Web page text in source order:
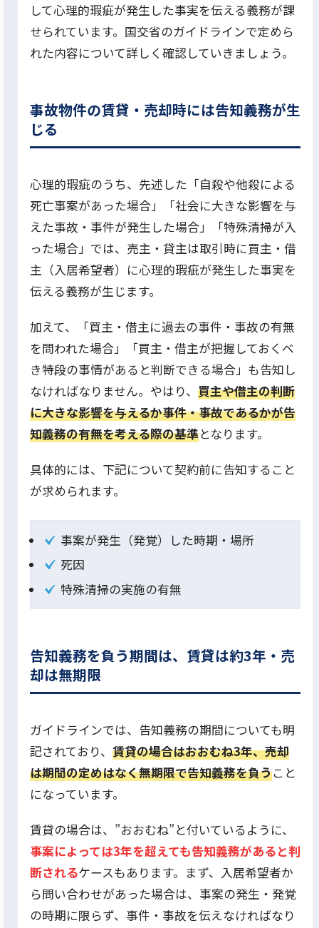
して心理的瑕疵が発生した事実を伝える義務が課
せられています。国交省のガイドラインで定めら
れた内容について詳しく確認していきましょう。
事故物件の賃貸・売却時には告知義務が生
じる
心理的瑕疵のうち、先述した「自殺や他殺による
死亡事案があった場合」「社会に大きな影響を与
えた事故・事件が発生した場合」「特殊清掃が入
った場合」では、売主・貸主は取引時に買主・借
主（入居希望者）に心理的瑕疵が発生した事実を
伝える義務が生じます。
加えて、「買主・借主に過去の事件・事故の有無
を問われた場合」「買主・借主が把握しておくべ
き特段の事情があると判断できる場合」も告知し
なければなりません。やはり、 買主や借主の判断
に大きな影響を与えるか事件・事故であるかが告
知義務の有無を考える際の基準となります。
具体的には、下記について契約前に告知すること
が求められます。
事案が発生（発覚）した時期・場所
死因
特殊清掃の実施の有無
告知義務を負う期間は、賃貸は約3年・売
却は無期限
ガイドラインでは、告知義務の期間についても明
記されており、 賃貸の場合はおおむね3年、売却
は期間の定めはなく無期限で告知義務を負うこと
になっています。
賃貸の場合は、”おおむね”と付いているように、
事案によっては3年を超えても告知義務があると判
断されるケースもあります。まず、入居希望者か
ら問い合わせがあった場合は、事案の発生・発覚
の時期に限らず、事件・事故を伝えなければなり